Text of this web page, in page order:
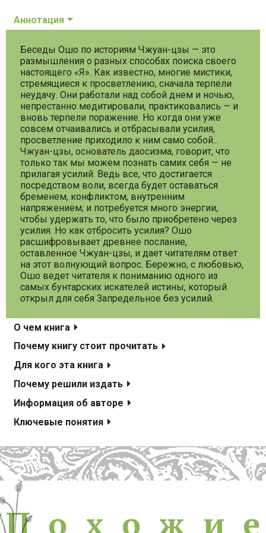
Аннотация
Беседы Ошо по историям Чжуан-цзы — это
размышления о разных способах поиска своего
настоящего «Я». Как известно, многие мистики,
стремящиеся к просветлению, сначала терпели
неудачу. Они работали над собой днем и ночью,
непрестанно медитировали, практиковались — и
вновь терпели поражение. Но когда они уже
совсем отчаивались и отбрасывали усилия,
просветление приходило к ним само собой...
Чжуан-цзы, основатель даосизма, говорит, что
только так мы можем познать самих себя — не
прилагая усилий. Ведь все, что достигается
посредством воли, всегда будет оставаться
бременем, конфликтом, внутренним
напряжением; и потребуется много энергии,
чтобы удержать то, что было приобретено через
усилия. Но как отбросить усилия? Ошо
расшифровывает древнее послание,
оставленное Чжуан-цзы, и дает читателям ответ
на этот волнующий вопрос. Бережно, с любовью,
Ошо ведет читателя к пониманию одного из
самых бунтарских искателей истины, который
открыл для себя Запредельное без усилий.
О чем книга
Почему книгу стоит прочитать
Для кого эта книга
Почему решили издать
Информация об авторе
Ключевые понятия
Похожие книги
П о х о ж и е